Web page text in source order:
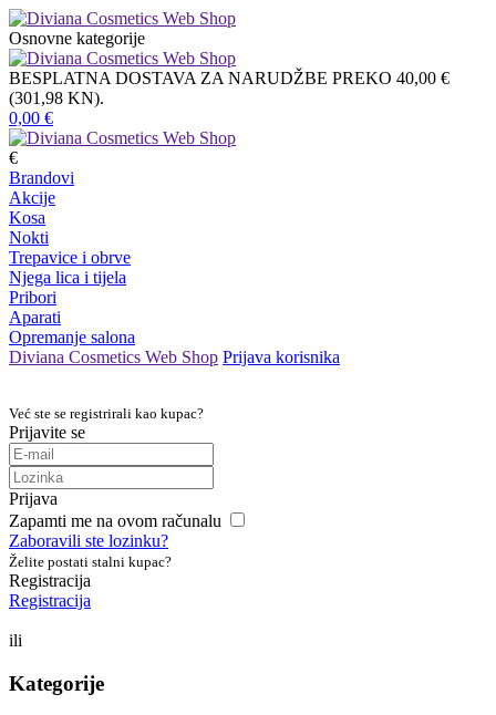
Osnovne kategorije
BESPLATNA DOSTAVA ZA NARUDŽBE PREKO 40,00 €
(301,98 KN).
0,00 €
€
Brandovi
Akcije
Kosa
Nokti
Trepavice i obrve
Njega lica i tijela
Pribori
Aparati
Opremanje salona
Diviana Cosmetics Web Shop Prijava korisnika
Već ste se registrirali kao kupac?
Prijavite se
Prijava
Zapamti me na ovom računalu
Zaboravili ste lozinku?
Želite postati stalni kupac?
Registracija
Registracija
ili
Kategorije